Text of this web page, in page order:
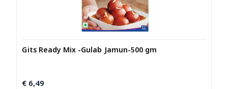
Gits Ready Mix -Gulab Jamun-500 gm
€ 6,49